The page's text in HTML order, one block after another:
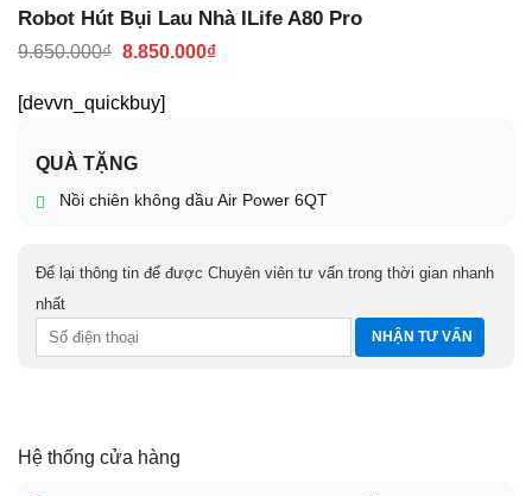
Robot Hút Bụi Lau Nhà ILife A80 Pro
9.650.000₫ Giá
9.650.000₫.
8.850.000₫Giá
[devvn_quickbuy]
QUÀ TẶNG
Nồi chiên không dầu Air Power 6QT
Để lại thông tin để được Chuyên viên tư vấn trong thời gian nhanh
nhất
Hệ thống cửa hàng